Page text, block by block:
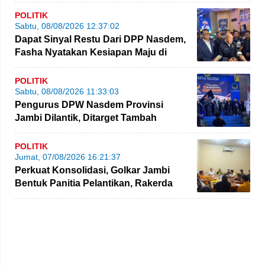
POLITIK
Sabtu, 08/08/2026 12:37:02
Dapat Sinyal Restu Dari DPP Nasdem,
Fasha Nyatakan Kesiapan Maju di
Pilgub Jambi
POLITIK
Sabtu, 08/08/2026 11:33:03
Pengurus DPW Nasdem Provinsi
Jambi Dilantik, Ditarget Tambah
Perolehan Kursi Legislatif
POLITIK
Jumat, 07/08/2026 16:21:37
Perkuat Konsolidasi, Golkar Jambi
Bentuk Panitia Pelantikan, Rakerda
hingga Bimtek